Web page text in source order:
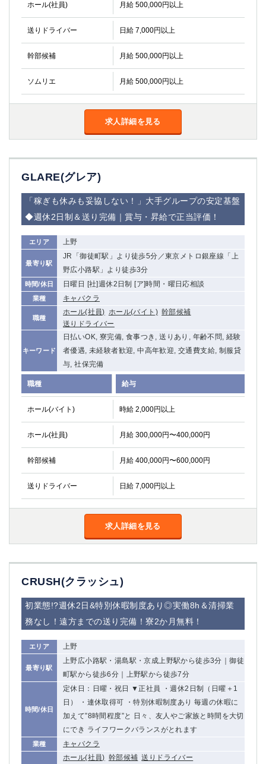
ホール(社員) 月給 500,000円以上
送りドライバー 日給 7,000円以上
幹部候補 月給 500,000円以上
ソムリエ 月給 500,000円以上
求人詳細を見る
GLARE(グレア)
「稼ぎも休みも妥協しない！」大手グループの安定基盤
◆週休2日制＆送り完備｜賞与・昇給で正当評価！
エリア 上野
最寄り駅
JR「御徒町駅」より徒歩5分／東京メトロ銀座線「上
野広小路駅」より徒歩3分
時間/休日 日曜日 [社]週休2日制 [ア]時間・曜日応相談
業種 キャバクラ
職種
ホール(社員) ホール(バイト) 幹部候補
送りドライバー
キーワード
日払いOK, 寮完備, 食事つき, 送りあり, 年齢不問, 経験
者優遇, 未経験者歓迎, 中高年歓迎, 交通費支給, 制服貸
与, 社保完備
職種 給与
ホール(バイト) 時給 2,000円以上
ホール(社員) 月給 300,000円〜400,000円
幹部候補 月給 400,000円〜600,000円
送りドライバー 日給 7,000円以上
求人詳細を見る
CRUSH(クラッシュ)
初業態!?週休2日&特別休暇制度あり◎実働8h＆清掃業
務なし！遠方までの送り完備！寮2か月無料！
エリア 上野
最寄り駅
上野広小路駅・湯島駅・京成上野駅から徒歩3分｜御徒
町駅から徒歩6分｜上野駅から徒歩7分
時間/休日
定休日：日曜・祝日 ▼正社員 ・週休2日制（日曜＋1
日） ・連休取得可 ・特別休暇制度あり 毎週の休暇に
加えて”8時間程度”と 日々、友人やご家族と時間を大切
にでき ライフワークバランスがとれます
業種 キャバクラ
ホール(社員) 幹部候補 送りドライバー